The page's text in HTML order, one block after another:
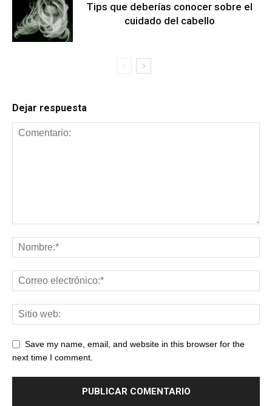
Tips que deberías conocer sobre el
cuidado del cabello
Dejar respuesta
Save my name, email, and website in this browser for the
next time I comment.